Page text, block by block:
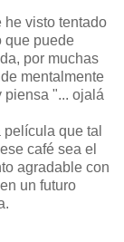
he visto tentado
que puede
por muchas
mentalmente
piensa "... ojalá
que tal
café sea el
agradable con
un futuro